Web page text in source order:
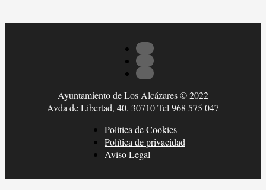
Ayuntamiento de Los Alcázares © 2022
Avda de Libertad, 40. 30710 Tel 968 575 047
Política de Cookies
Política de privacidad
Aviso Legal